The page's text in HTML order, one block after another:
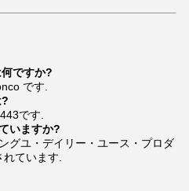
ですか?
です.
です.
いますか?
グユ・デイリー・ユース・プロダ
ています.